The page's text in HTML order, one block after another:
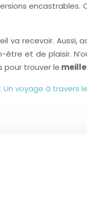
encastrables.
va recevoir. Aussi,
et de plaisir.
pour trouver le
Un voyage à travers